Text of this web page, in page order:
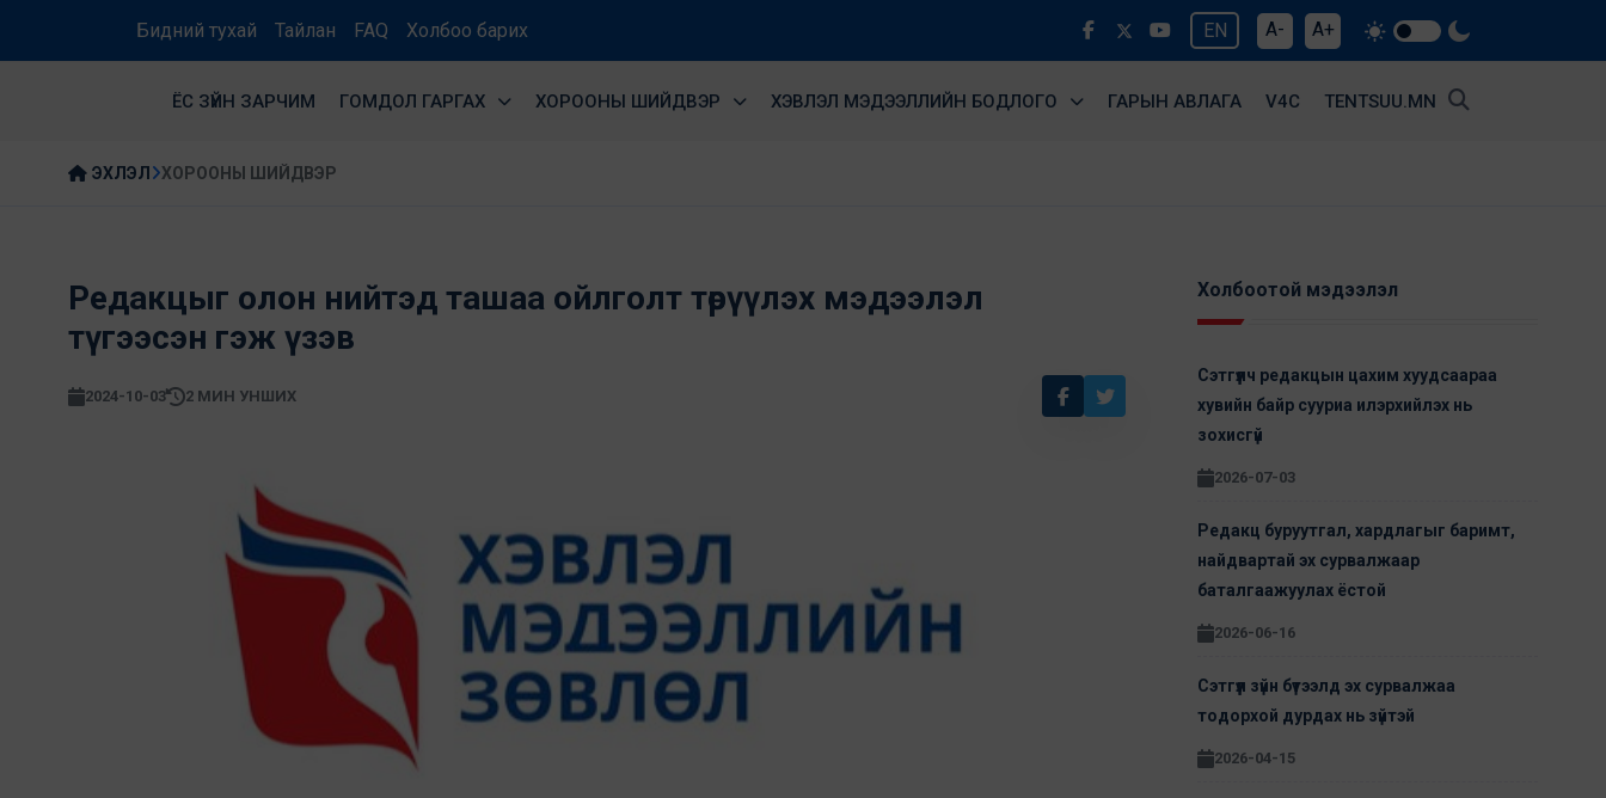
Бидний тухай Тайлан FAQ Холбоо барих EN A- A+
ЁС ЗҮЙН ЗАРЧИМ ГОМДОЛ ГАРГАХ ХОРООНЫ ШИЙДВЭР ХЭВЛЭЛ МЭДЭЭЛЛИЙН БОДЛОГО ГАРЫН АВЛАГА V4С TENTSUU.MN
ЭХЛЭЛ ХОРООНЫ ШИЙДВЭР
Редакцыг олон нийтэд ташаа ойлголт төрүүлэх мэдээлэл
түгээсэн гэж үзэв
2024-10-03 2 МИН УНШИХ
Холбоотой мэдээлэл
Сэтгүүлч редакцын цахим хуудсаараа
хувийн байр сууриа илэрхийлэх нь
зохисгүй
2026-07-03
Редакц буруутгал, хардлагыг баримт,
найдвартай эх сурвалжаар
баталгаажуулах ёстой
2026-06-16
Сэтгүүл зүйн бүтээлд эх сурвалжаа
тодорхой дурдах нь зүйтэй
2026-04-15